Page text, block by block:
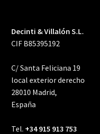
Decinti & Villalón S.L.
CIF B85395192
C/ Santa Feliciana 19
local exterior derecho
28010 Madrid,
España
Tel. +34 915 913 753